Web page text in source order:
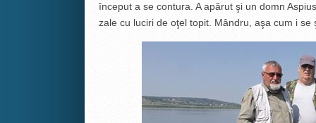
început a se contura. A apărut şi un domn
zale cu luciri de oţel topit. Mândru, aşa cum i